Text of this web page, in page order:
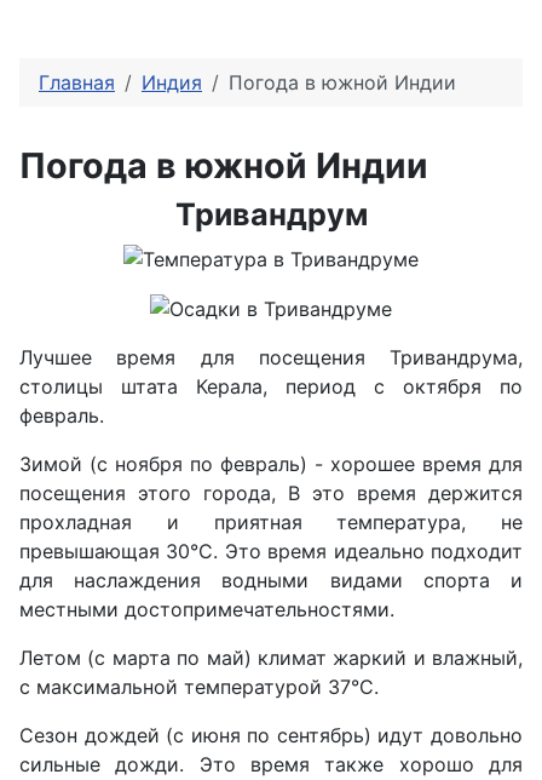
Главная Индия Погода в южной Индии
Погода в южной Индии
Тривандрум
Лучшее время для посещения Тривандрума,
столицы штата Керала, период с октября по
февраль.
Зимой (с ноября по февраль) - хорошее время для
посещения этого города, В это время держится
прохладная и приятная температура, не
превышающая 30°C. Это время идеально подходит
для наслаждения водными видами спорта и
местными достопримечательностями.
Летом (с марта по май) климат жаркий и влажный,
с максимальной температурой 37°C.
Сезон дождей (с июня по сентябрь) идут довольно
сильные дожди. Это время также хорошо для